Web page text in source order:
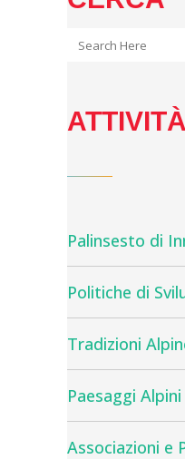
ATTIVITÀ
Palinsesto di
Politiche di
Tradizioni
Paesaggi Alpini
Associazioni e